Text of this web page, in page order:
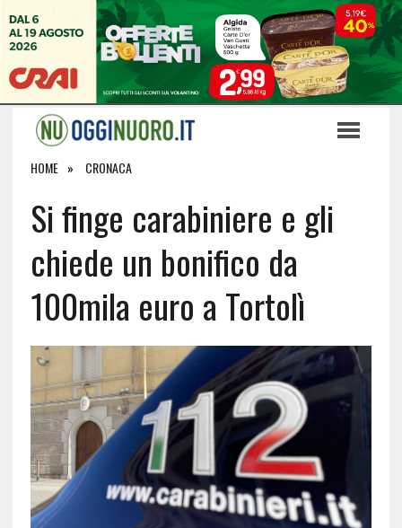
HOME CRONACA
Si finge carabiniere e gli
chiede un bonifico da
100mila euro a Tortolì